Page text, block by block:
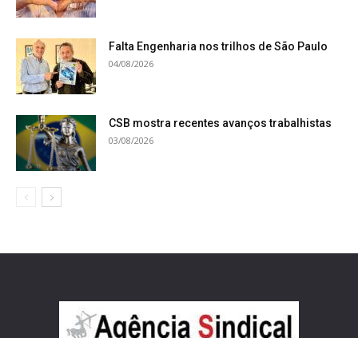
Falta Engenharia nos trilhos de São Paulo
04/08/2026
CSB mostra recentes avanços trabalhistas
03/08/2026